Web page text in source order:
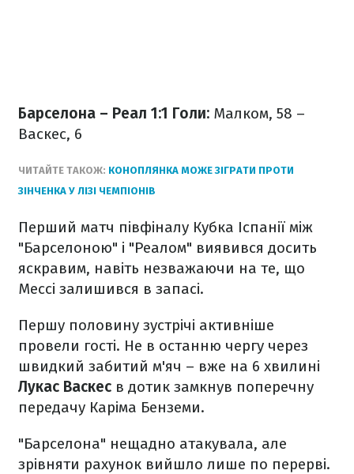
Барселона – Реал 1:1 Голи: Малком, 58 –
Васкес, 6
ЧИТАЙТЕ ТАКОЖ: КОНОПЛЯНКА МОЖЕ ЗІГРАТИ ПРОТИ
ЗІНЧЕНКА У ЛІЗІ ЧЕМПІОНІВ
Перший матч півфіналу Кубка Іспанії між
"Барселоною" і "Реалом" виявився досить
яскравим, навіть незважаючи на те, що
Мессі залишився в запасі.
Першу половину зустрічі активніше
провели гості. Не в останню чергу через
швидкий забитий м'яч – вже на 6 хвилині
Лукас Васкес в дотик замкнув поперечну
передачу Каріма Бенземи.
"Барселона" нещадно атакувала, але
зрівняти рахунок вийшло лише по перерві.